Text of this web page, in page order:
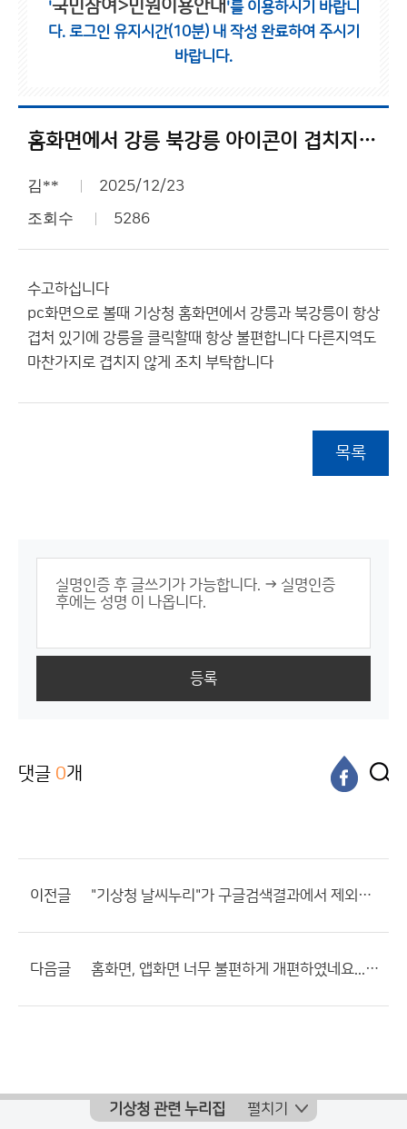
'국민참여>민원이용안내 '를 이용하시기 바랍니
다. 로그인 유지시간(10분) 내 작성 완료하여 주시기
바랍니다.
홈화면에서 강릉 북강릉 아이콘이 겹치지 않게 해주세
김** 2025/12/23
조회수 5286
수고하십니다
pc화면으로 볼때 기상청 홈화면에서 강릉과 북강릉이 항상
겹처 있기에 강릉을 클릭할때 항상 불편합니다 다른지역도
마찬가지로 겹치지 않게 조치 부탁합니다
목록
등록
댓글 0개
이전글 "기상청 날씨누리"가 구글검색결과에서 제외된 이유가 뭡니까?
다음글 홈화면, 앱화면 너무 불편하게 개편하였네요...그리고 개편 책임자 관등성명 공개해주십시오.
기상청 관련 누리집 펼치기